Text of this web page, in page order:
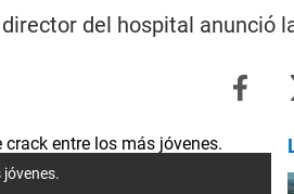
del hospital anunció